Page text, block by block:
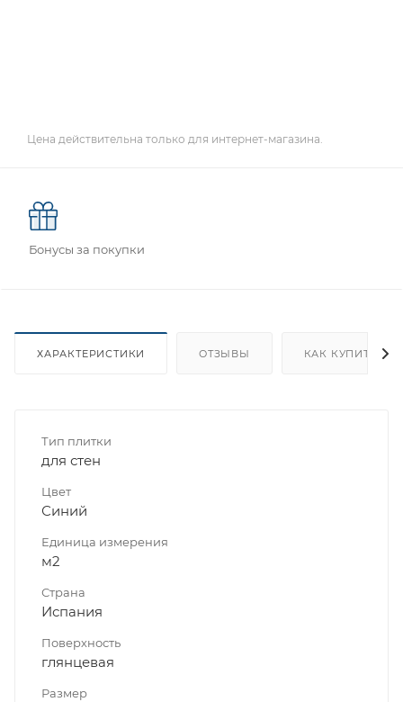
Цена действительна только для интернет-магазина.
Бонусы за покупки
ХАРАКТЕРИСТИКИ ОТЗЫВЫ КАК КУПИТЬ
Тип плитки
для стен
Цвет
Синий
Единица измерения
м2
Страна
Испания
Поверхность
глянцевая
Размер